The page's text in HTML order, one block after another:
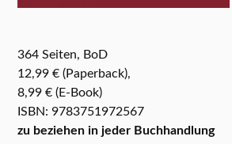
364 Seiten, BoD
12,99 € (Paperback),
8,99 € (E-Book)
ISBN: 9783751972567
zu beziehen in jeder Buchhandlung